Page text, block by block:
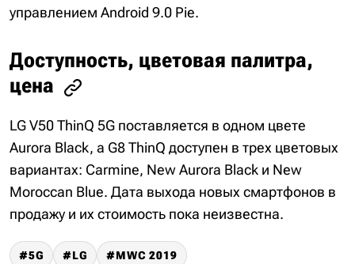
управлением Android 9.0 Pie.
Доступность, цветовая палитра,
цена
LG V50 ThinQ 5G поставляется в одном цвете
Aurora Black, а G8 ThinQ доступен в трех цветовых
вариантах: Carmine, New Aurora Black и New
Moroccan Blue. Дата выхода новых смартфонов в
продажу и их стоимость пока неизвестна.
5G LG MWC 2019